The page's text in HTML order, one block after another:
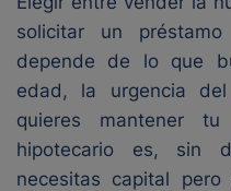
solicitar un
depende de lo que
edad, la urgencia
quieres mantener
hipotecario es, sin
necesitas capital